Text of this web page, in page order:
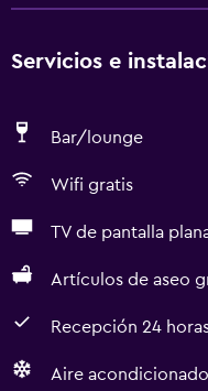
Servicios e
Bar/lounge
Wifi gratis
TV de pantalla
Artículos de aseo
Recepción 24
Aire acondicionado